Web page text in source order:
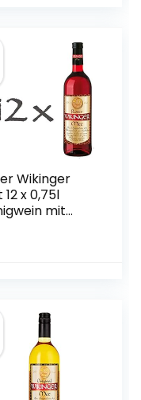
|
| Das
Wikinger
12 x 0,75l
mit